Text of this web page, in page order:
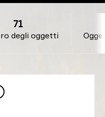
degli oggetti
71